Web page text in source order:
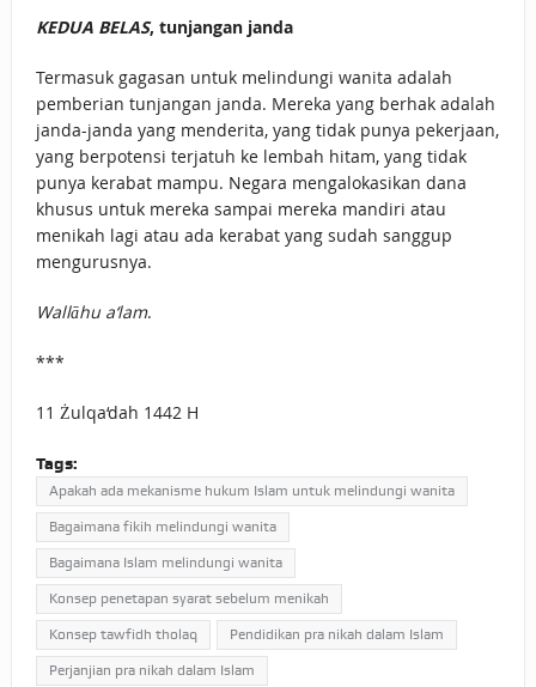
KEDUA BELAS, tunjangan janda
Termasuk gagasan untuk melindungi wanita adalah
pemberian tunjangan janda. Mereka yang berhak adalah
janda-janda yang menderita, yang tidak punya pekerjaan,
yang berpotensi terjatuh ke lembah hitam, yang tidak
punya kerabat mampu. Negara mengalokasikan dana
khusus untuk mereka sampai mereka mandiri atau
menikah lagi atau ada kerabat yang sudah sanggup
mengurusnya.
Wallāhu a‘lam.
***
11 Żulqa‘dah 1442 H
Tags:
Apakah ada mekanisme hukum Islam untuk melindungi wanita
Bagaimana fikih melindungi wanita
Bagaimana Islam melindungi wanita
Konsep penetapan syarat sebelum menikah
Konsep tawfidh tholaq Pendidikan pra nikah dalam Islam
Perjanjian pra nikah dalam Islam